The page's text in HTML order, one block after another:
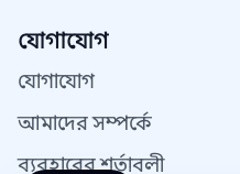
যোগাযোগ
যোগাযোগ
আমাদের সম্পর্কে
ব্যবহারের শর্তাবলী